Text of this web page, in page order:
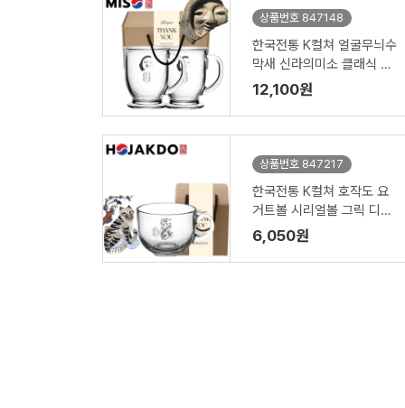
상품번호 847148
한국전통 K컬쳐 얼굴무늬수
막새 신라의미소 클래식 글
라스 머그컵 440ml 2P 기
프팅
12,100원
상품번호 847217
한국전통 K컬쳐 호작도 요
거트볼 시리얼볼 그릭 디저
트 머그컵 470ml 1P 기프
팅
6,050원